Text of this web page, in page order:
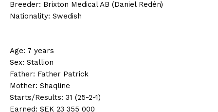
Breeder: Brixton Medical AB (Daniel Redén)
Nationality: Swedish
Age: 7 years
Sex: Stallion
Father: Father Patrick
Mother: Shaqline
Starts/Results: 31 (25-2-1)
Earned: SEK 23 355 000